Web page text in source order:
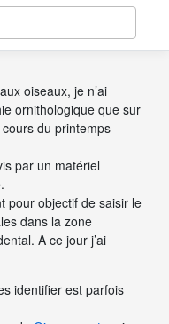
oiseaux, je n’ai
ornithologique que sur
du printemps
par un matériel
pour objectif de saisir le
dans la zone
A ce jour j’ai
identifier est parfois